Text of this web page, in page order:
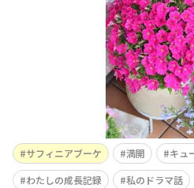
え ノーピンチでプッチン植え5
サフィニアブーケ 満開
キュ
わたしの成長記録
私のドラマ話